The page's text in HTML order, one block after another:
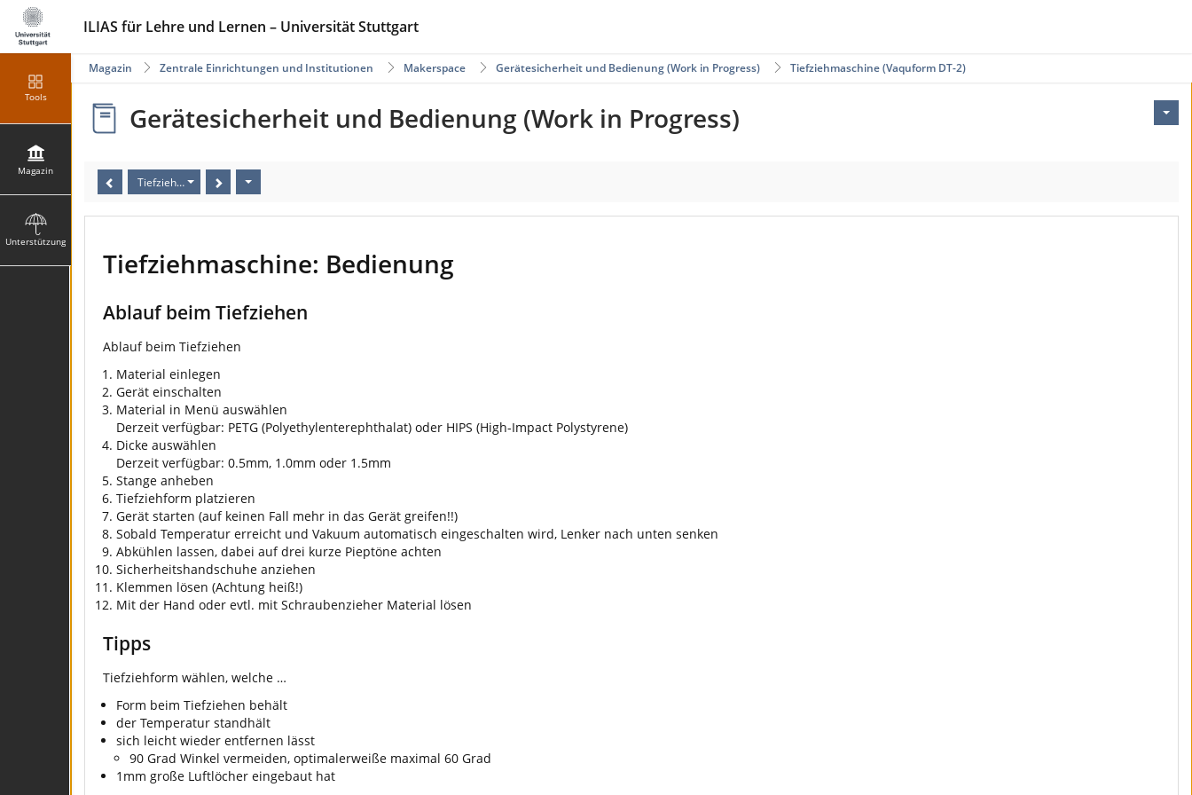
ILIAS für Lehre und Lernen – Universität Stuttgart
Tools
Magazin
Unterstützung
Tiefziehmaschine (Vaquform DT-2)
Gerätesicherheit und Bedienung (Work in Progress)
Makerspace
Zentrale Einrichtungen und Institutionen
Magazin
Gerätesicherheit und Bedienung (Work in Progress)
Tiefziehmaschine: Bedienung
Tiefziehmaschine: Bedienung
Ablauf beim Tiefziehen
Ablauf beim Tiefziehen
Material einlegen
Gerät einschalten
Material in Menü auswählen
Derzeit verfügbar: PETG (Polyethylenterephthalat) oder HIPS (High-Impact Polystyrene)
Dicke auswählen
Derzeit verfügbar: 0.5mm, 1.0mm oder 1.5mm
Stange anheben
Tiefziehform platzieren
Gerät starten (auf keinen Fall mehr in das Gerät greifen!!)
Sobald Temperatur erreicht und Vakuum automatisch eingeschalten wird, Lenker nach unten senken
Abkühlen lassen, dabei auf drei kurze Pieptöne achten
Sicherheitshandschuhe anziehen
Klemmen lösen (Achtung heiß!)
Mit der Hand oder evtl. mit Schraubenzieher Material lösen
Tipps
Tiefziehform wählen, welche …
Form beim Tiefziehen behält
der Temperatur standhält
sich leicht wieder entfernen lässt
90 Grad Winkel vermeiden, optimalerweiße maximal 60 Grad
1mm große Luftlöcher eingebaut hat